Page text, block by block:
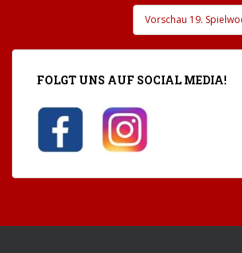
Vorschau 19.
FOLGT UNS AUF SOCIAL MEDIA!